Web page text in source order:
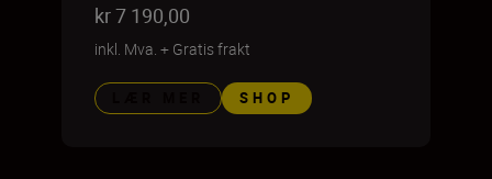
kr 7 190,00
inkl. Mva. + Gratis frakt
SHOP